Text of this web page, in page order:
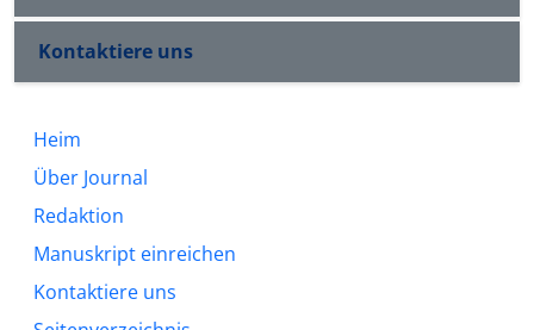
Kontaktiere uns
Heim
Über Journal
Redaktion
Manuskript einreichen
Kontaktiere uns